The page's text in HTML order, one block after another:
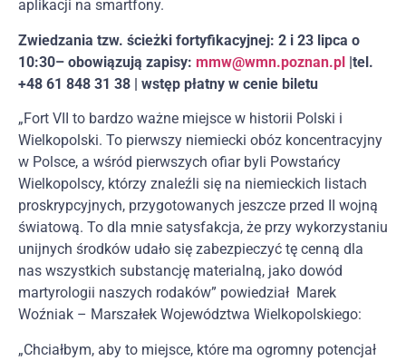
aplikacji na smartfony.
Zwiedzania tzw. ścieżki fortyfikacyjnej: 2 i 23 lipca o
10:30– obowiązują zapisy: mmw@wmn.poznan.pl |tel.
+48 61 848 31 38 | wstęp płatny w cenie biletu
„Fort VII to bardzo ważne miejsce w historii Polski i
Wielkopolski. To pierwszy niemiecki obóz koncentracyjny
w Polsce, a wśród pierwszych ofiar byli Powstańcy
Wielkopolscy, którzy znaleźli się na niemieckich listach
proskrypcyjnych, przygotowanych jeszcze przed II wojną
światową. To dla mnie satysfakcja, że przy wykorzystaniu
unijnych środków udało się zabezpieczyć tę cenną dla
nas wszystkich substancję materialną, jako dowód
martyrologii naszych rodaków” powiedział Marek
Woźniak – Marszałek Województwa Wielkopolskiego:
„Chciałbym, aby to miejsce, które ma ogromny potencjał